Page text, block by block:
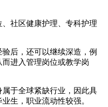
社区健康护理、专科护理
后，还可以继续深造，例
进入管理岗位或教学岗
于全球紧缺行业，因此具
生，职业流动性较强。